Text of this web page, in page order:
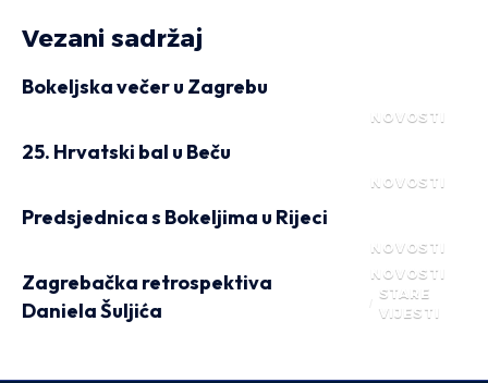
Vezani sadržaj
NOVOSTI
Bokeljska večer u Zagrebu
NOVOSTI
25. Hrvatski bal u Beču
NOVOSTI
Predsjednica s Bokeljima u Rijeci
NOVOSTI
STARE
VIJESTI
Zagrebačka retrospektiva
Daniela Šuljića